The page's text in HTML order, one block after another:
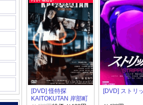
[DVD] 怪特探
KAITOKUTAN 岸部町
[DVD] ストリ